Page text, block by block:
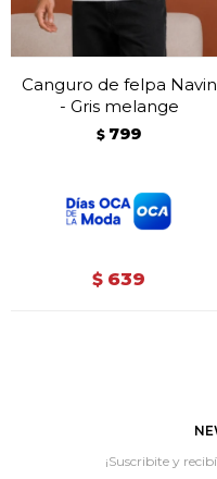
Canguro de felpa Navin
- Gris melange
$ 799
$ 639
¡Suscribite y